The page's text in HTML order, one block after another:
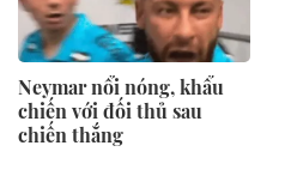
Neymar nổi nóng, khẩu
chiến với đối thủ sau
chiến thắng